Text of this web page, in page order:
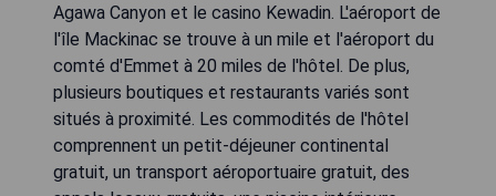
Agawa Canyon et le casino Kewadin. L'aéroport de
l'île Mackinac se trouve à un mile et l'aéroport du
comté d'Emmet à 20 miles de l'hôtel. De plus,
plusieurs boutiques et restaurants variés sont
situés à proximité. Les commodités de l'hôtel
comprennent un petit-déjeuner continental
gratuit, un transport aéroportuaire gratuit, des